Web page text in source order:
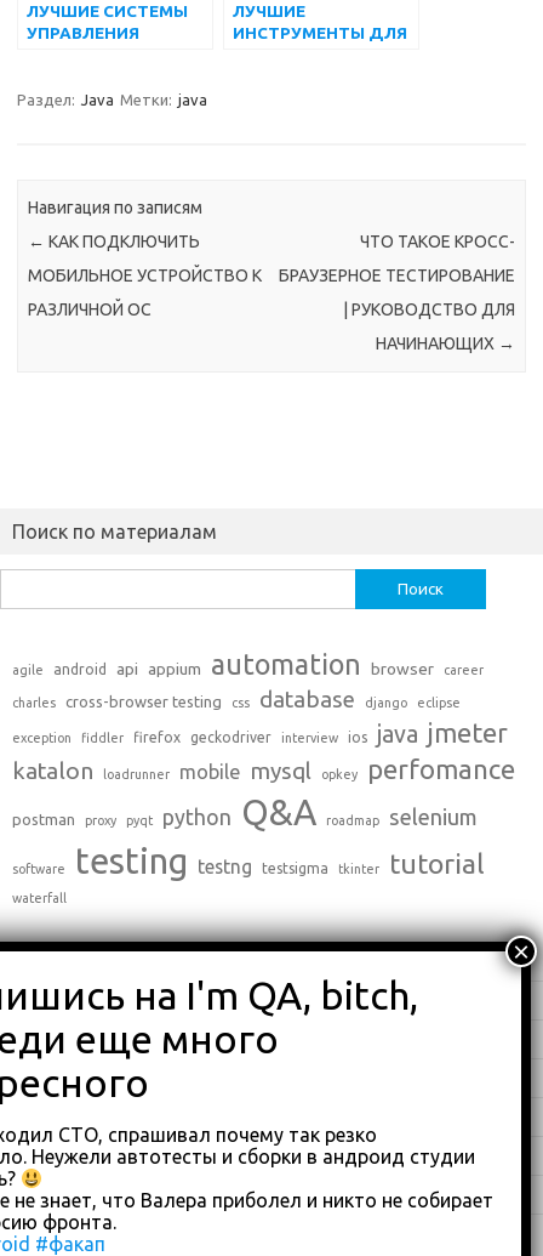
ЛУЧШИЕ СИСТЕМЫ
УПРАВЛЕНИЯ
ЛУЧШИЕ
ИНСТРУМЕНТЫ ДЛЯ
Раздел: Java Метки: java
Навигация по записям
← КАК ПОДКЛЮЧИТЬ
МОБИЛЬНОЕ УСТРОЙСТВО К
РАЗЛИЧНОЙ ОС
ЧТО ТАКОЕ КРОСС-
БРАУЗЕРНОЕ ТЕСТИРОВАНИЕ
| РУКОВОДСТВО ДЛЯ
НАЧИНАЮЩИХ →
Поиск по материалам
agile android api appium automation browser career
charles cross-browser testing css database django eclipse
exception fiddler firefox geckodriver interview ios java jmeter
katalon loadrunner mobile mysql opkey perfomance
postman proxy pyqt python Q&A roadmap selenium
software testing testng testsigma tkinter tutorial
waterfall
English (338)
Java(25)
Python(16)
Обзоры(875)
Туториалы(23)
СТО, спрашивал почему так резко
Неужели автотесты и сборки в андроид студии
не знает, что Валера приболел и никто не собирает
фронта.
#факап